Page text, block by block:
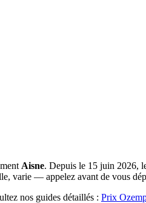
Aisne. Depuis le 15 juin 2026,
varie — appelez avant de vous
nos guides détaillés : Prix